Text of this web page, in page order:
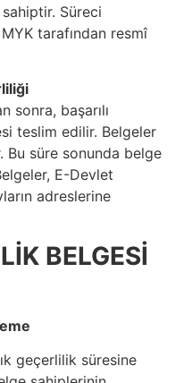
Süreci
tarafından resmî
sonra, başarılı
teslim edilir. Belgeler
Bu süre sonunda belge
E-Devlet
adreslerine
BELGESİ
geçerlilik süresine